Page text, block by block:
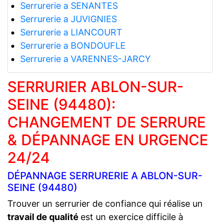
Serrurerie a SENANTES
Serrurerie a JUVIGNIES
Serrurerie a LIANCOURT
Serrurerie a BONDOUFLE
Serrurerie a VARENNES-JARCY
SERRURIER ABLON-SUR-
SEINE (94480):
CHANGEMENT DE SERRURE
& DÉPANNAGE EN URGENCE
24/24
DÉPANNAGE SERRURERIE A ABLON-SUR-
SEINE (94480)
Trouver un serrurier de confiance qui réalise un
travail de qualité est un exercice difficile à